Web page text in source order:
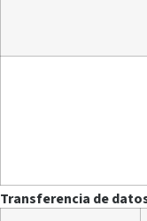
Transferencia de